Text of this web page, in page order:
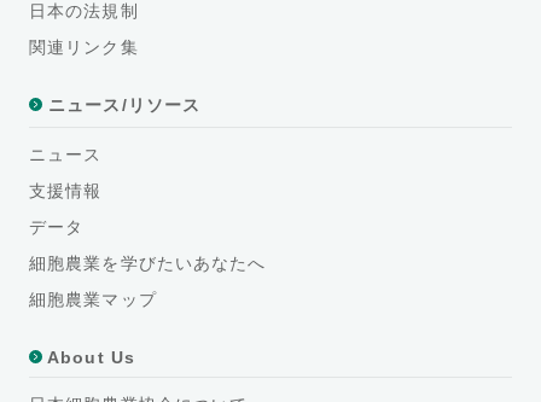
日本の法規制
関連リンク集
ニュース/リソース
ニュース
支援情報
データ
細胞農業を学びたいあなたへ
細胞農業マップ
About Us